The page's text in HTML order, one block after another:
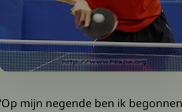
‘Op mijn negende ben ik